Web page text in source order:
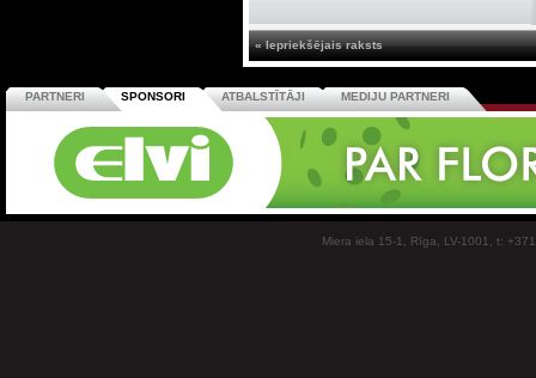
« Iepriekšējais raksts
PARTNERI SPONSORI ATBALSTĪTĀJI MEDIJU PARTNERI
Miera iela 15-1, Rīga, LV-1001, t: